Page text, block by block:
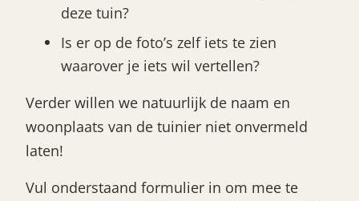
deze tuin?
Is er op de foto’s zelf iets te zien
waarover je iets wil vertellen?
Verder willen we natuurlijk de naam en
woonplaats van de tuinier niet onvermeld
laten!
Vul onderstaand formulier in om mee te